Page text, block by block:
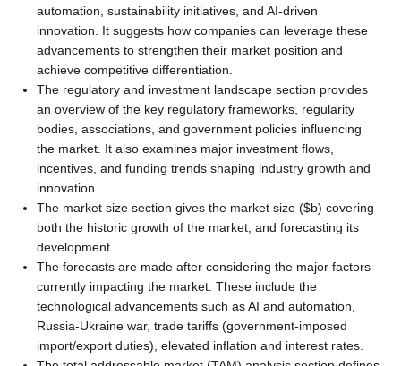
automation, sustainability initiatives, and AI-driven
innovation. It suggests how companies can leverage these
advancements to strengthen their market position and
achieve competitive differentiation.
The regulatory and investment landscape section provides
an overview of the key regulatory frameworks, regularity
bodies, associations, and government policies influencing
the market. It also examines major investment flows,
incentives, and funding trends shaping industry growth and
innovation.
The market size section gives the market size ($b) covering
both the historic growth of the market, and forecasting its
development.
The forecasts are made after considering the major factors
currently impacting the market. These include the
technological advancements such as AI and automation,
Russia-Ukraine war, trade tariffs (government-imposed
import/export duties), elevated inflation and interest rates.